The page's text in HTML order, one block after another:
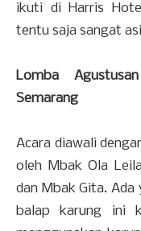
ikuti di Harris
tentu saja sangat
Lomba
Semarang
Acara diawali
oleh Mbak Ola
dan Mbak Gita. Ada
balap karung ini